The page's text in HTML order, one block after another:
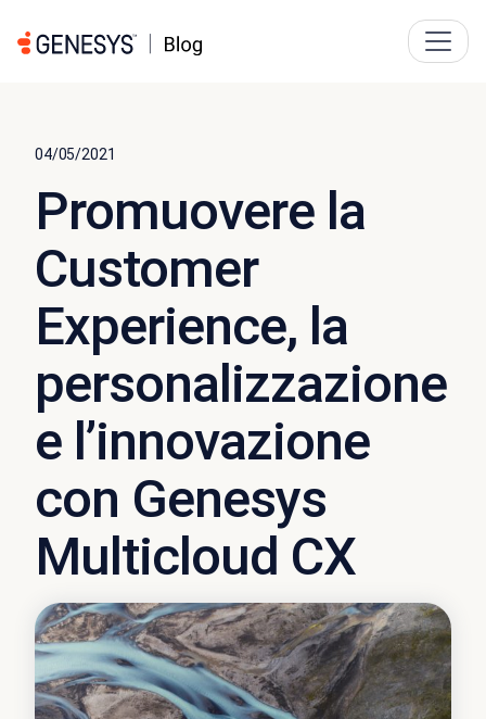
04/05/2021
Promuovere la
Customer
Experience, la
personalizzazione
e l’innovazione
con Genesys
Multicloud CX